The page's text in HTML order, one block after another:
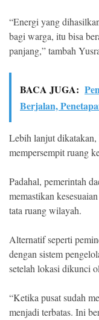
“Energi yang
bagi warga, itu bisa
panjang,” tambah
BACA JUGA:
Berjalan,
Lebih lanjut dikatakan,
mempersempit ruang
Padahal, pemerintah
memastikan
tata ruang wilayah.
Alternatif seperti
dengan sistem
setelah lokasi dikunci
“Ketika pusat sudah
menjadi terbatas. Ini